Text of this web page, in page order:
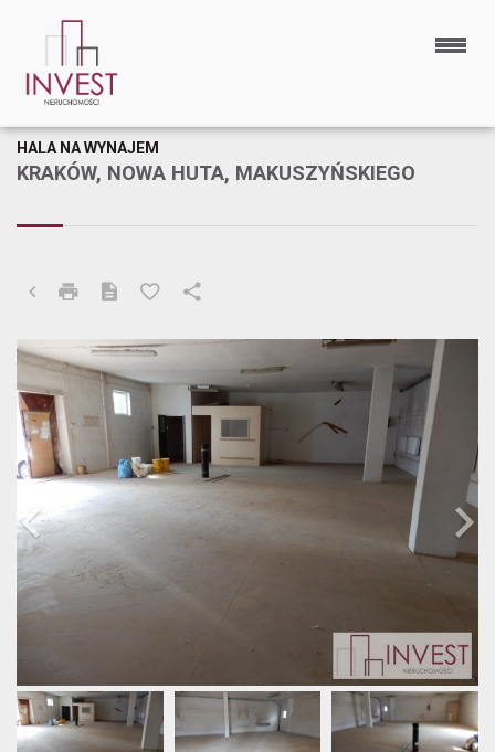
KRAKÓW, NOWA HUTA, MAKUSZYŃSKIEGO
HALA NA WYNAJEM